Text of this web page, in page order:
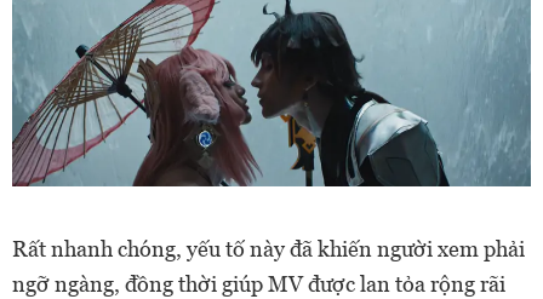
Rất nhanh chóng, yếu tố này đã khiến người xem phải
ngỡ ngàng, đồng thời giúp MV được lan tỏa rộng rãi